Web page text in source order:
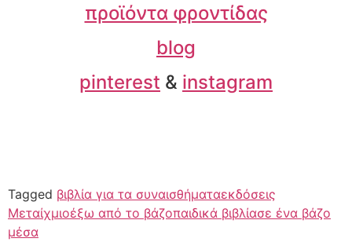
προϊόντα φροντίδας
blog
pinterest & instagram
Tagged βιβλία για τα συναισθήματαεκδόσεις
Μεταίχμιοέξω από το βάζοπαιδικά βιβλίασε ένα βάζο
μέσα